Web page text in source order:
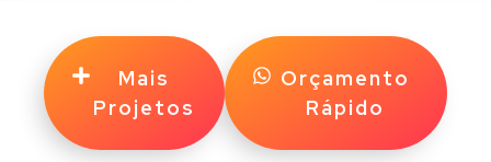
Mais
Projetos
Orçamento
Rápido